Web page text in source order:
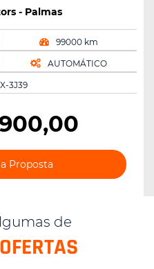
- Palmas
99000 km
AUTOMÁTICO
3J39
Proposta
de